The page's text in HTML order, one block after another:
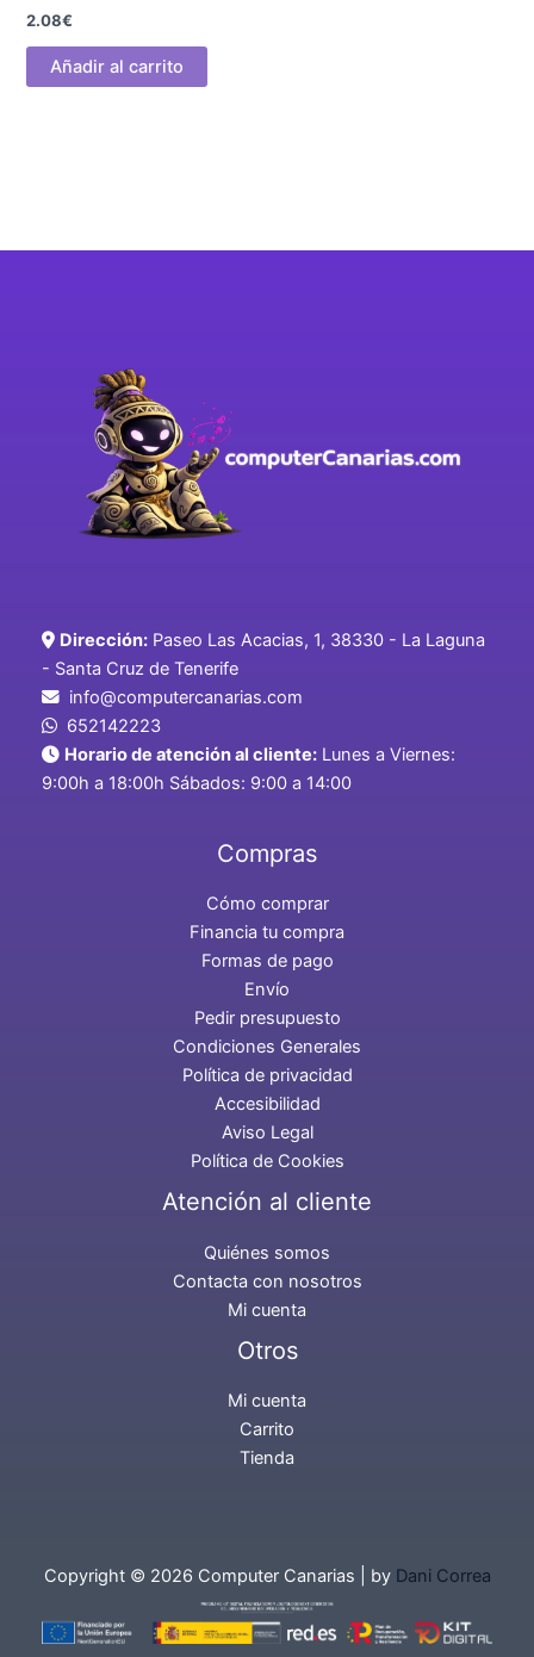
2.08€
Añadir al carrito
Dirección: Paseo Las Acacias, 1, 38330 - La Laguna
- Santa Cruz de Tenerife
info@computercanarias.com
652142223
Horario de atención al cliente: Lunes a Viernes:
9:00h a 18:00h Sábados: 9:00 a 14:00
Compras
Cómo comprar
Financia tu compra
Formas de pago
Envío
Pedir presupuesto
Condiciones Generales
Política de privacidad
Accesibilidad
Aviso Legal
Política de Cookies
Atención al cliente
Quiénes somos
Contacta con nosotros
Mi cuenta
Otros
Mi cuenta
Carrito
Tienda
Copyright © 2026 Computer Canarias | by Dani Correa